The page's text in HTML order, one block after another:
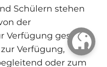
Schülern stehen
der
Verfügung gestellte
Verfügung,
oder zum